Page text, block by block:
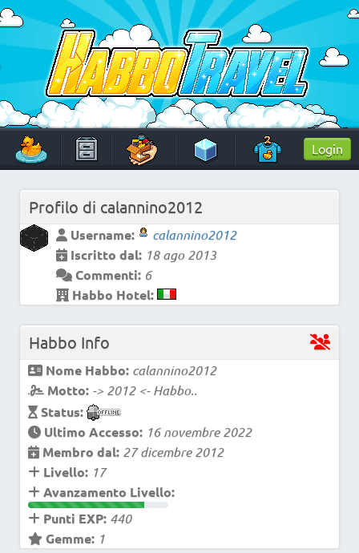
Skip
to
content
HabboTravel
Un viaggio di pixel!
Login
Profilo di calannino2012
Username:
calannino2012
Iscritto dal: 18 ago 2013
Commenti: 6
Habbo Hotel:
Habbo Info
Nome Habbo: calannino2012
Motto: -> 2012 <- Habbo..
Status:
Ultimo Accesso: 16 novembre 2022
Membro dal: 27 dicembre 2012
Livello: 17
Avanzamento Livello:
Punti EXP: 440
Gemme: 1